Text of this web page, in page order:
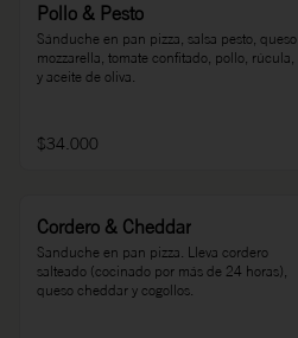
Pollo & Pesto
Sánduche en pan pizza, salsa pesto, queso
mozzarella, tomate confitado, pollo, rúcula,
y aceite de oliva.
$34.000
Cordero & Cheddar
Sanduche en pan pizza. Lleva cordero
salteado (cocinado por más de 24 horas),
queso cheddar y cogollos.